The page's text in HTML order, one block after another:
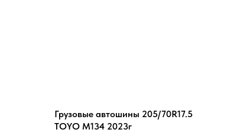
Грузовые автошины 205/70R17.5
TOYO M134 2023г